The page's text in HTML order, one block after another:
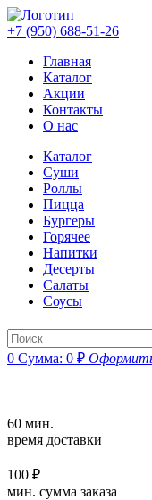
+7 (950) 688-51-26
Главная
Каталог
Акции
Контакты
О нас
Каталог
Суши
Роллы
Пицца
Бургеры
Горячее
Напитки
Десерты
Салаты
Соусы
0 Сумма: 0 ₽
60 мин.
время доставки
100 ₽
мин. сумма заказа